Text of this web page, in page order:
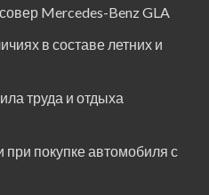
Mercedes-Benz GLA
в составе летних и
труда и отдыха
покупке автомобиля с